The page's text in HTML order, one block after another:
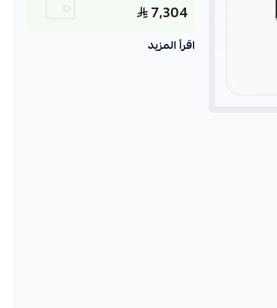
7,304
اقرأ المزيد